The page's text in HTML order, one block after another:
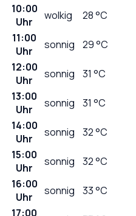
10:00
Uhr
wolkig 28°C
11:00
Uhr
sonnig 29°C
12:00
Uhr
sonnig 31 °C
13:00
Uhr
sonnig 31 °C
14:00
Uhr
sonnig 32°C
15:00
Uhr
sonnig 32°C
16:00
Uhr
sonnig 33°C
17:00